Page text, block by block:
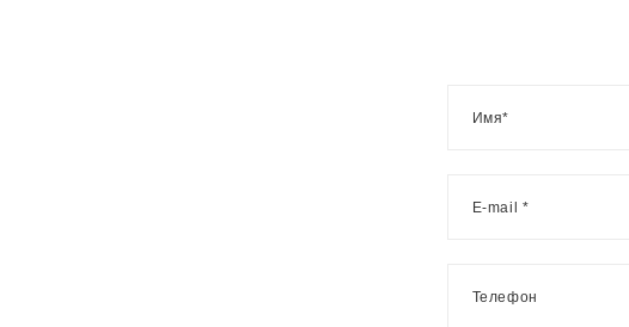
Имя*
E-mail *
Телефон